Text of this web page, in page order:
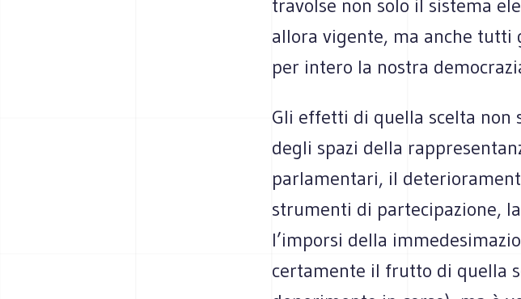
travolse non solo il sistema
allora vigente, ma anche
per intero la nostra
Gli effetti di quella scelta non
degli spazi della
parlamentari, il
strumenti di partecipazione,
l’imporsi della
certamente il frutto di quella